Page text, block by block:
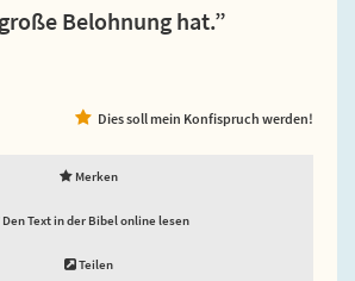
Belohnung hat.”
Dies soll mein Konfispruch werden!
Merken
Den Text in der Bibel online lesen
Teilen